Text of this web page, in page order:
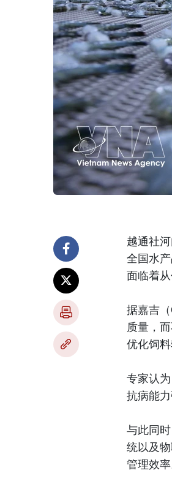
越通社
全国水
面临着
据嘉吉
质量，
优化饲
专家认
抗病能
与此同
统以及
管理效率